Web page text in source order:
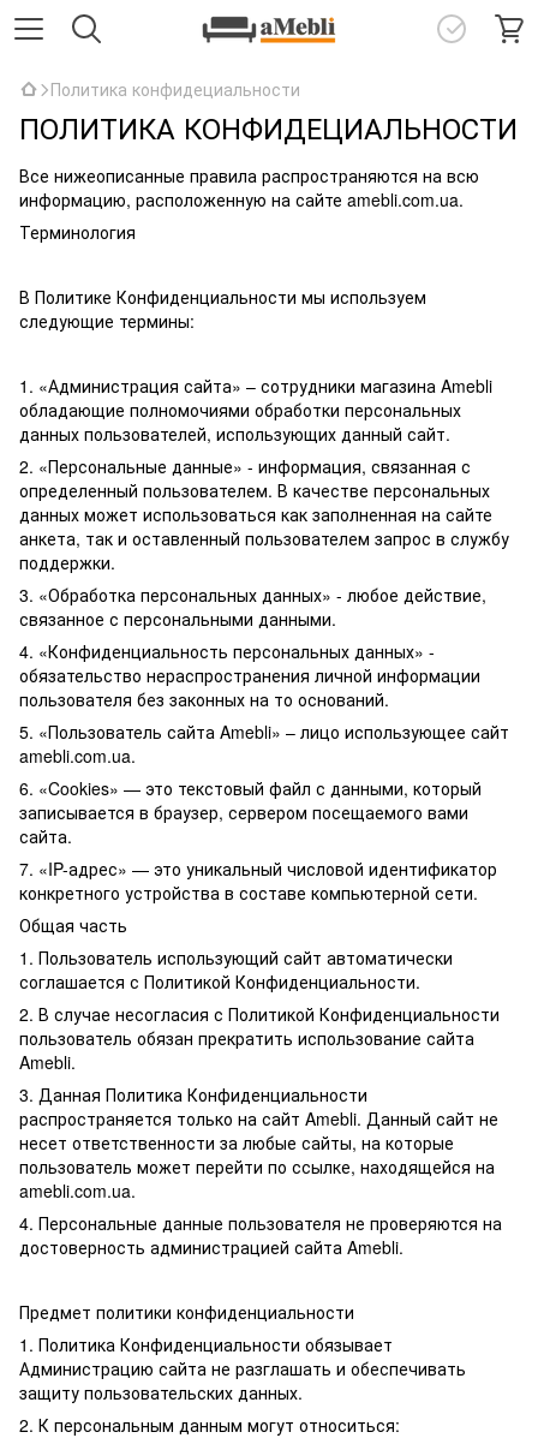
Политика конфидециальности
ПОЛИТИКА КОНФИДЕЦИАЛЬНОСТИ
Все нижеописанные правила распространяются на всю
информацию, расположенную на сайте amebli.com.ua.
Терминология
В Политике Конфиденциальности мы используем
следующие термины:
1. «Администрация сайта» – сотрудники магазина Amebli
обладающие полномочиями обработки персональных
данных пользователей, использующих данный сайт.
2. «Персональные данные» - информация, связанная с
определенный пользователем. В качестве персональных
данных может использоваться как заполненная на сайте
анкета, так и оставленный пользователем запрос в службу
поддержки.
3. «Обработка персональных данных» - любое действие,
связанное с персональными данными.
4. «Конфиденциальность персональных данных» -
обязательство нераспространения личной информации
пользователя без законных на то оснований.
5. «Пользователь сайта Amebli» – лицо использующее сайт
amebli.com.ua.
6. «Cookies» — это текстовый файл с данными, который
записывается в браузер, сервером посещаемого вами
сайта.
7. «IP-адрес» — это уникальный числовой идентификатор
конкретного устройства в составе компьютерной сети.
Общая часть
1. Пользователь использующий сайт автоматически
соглашается с Политикой Конфиденциальности.
2. В случае несогласия с Политикой Конфиденциальности
пользователь обязан прекратить использование сайта
Amebli.
3. Данная Политика Конфиденциальности
распространяется только на сайт Amebli. Данный сайт не
несет ответственности за любые сайты, на которые
пользователь может перейти по ссылке, находящейся на
amebli.com.ua.
4. Персональные данные пользователя не проверяются на
достоверность администрацией сайта Amebli.
Предмет политики конфиденциальности
1. Политика Конфиденциальности обязывает
Администрацию сайта не разглашать и обеспечивать
защиту пользовательских данных.
2. К персональным данным могут относиться: